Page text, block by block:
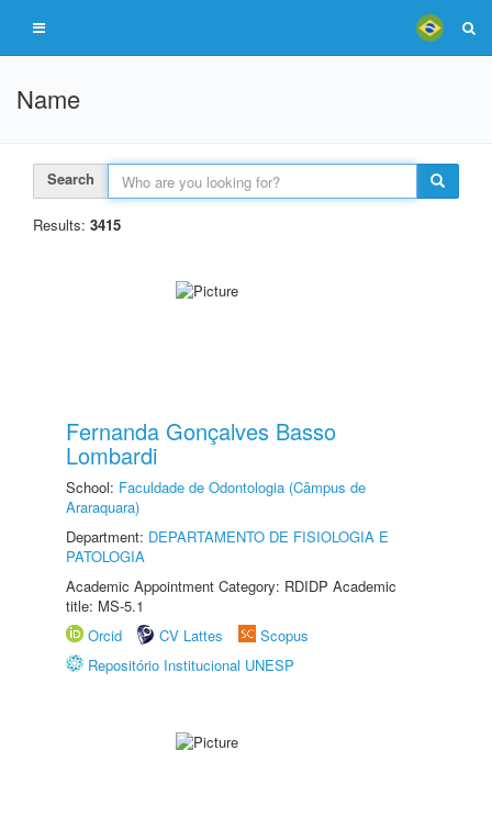
Name
Search
Results: 3415
Fernanda Gonçalves Basso
Lombardi
School: Faculdade de Odontologia (Câmpus de
Araraquara)
Department: DEPARTAMENTO DE FISIOLOGIA E
PATOLOGIA
Academic Appointment Category: RDIDP Academic
title: MS-5.1
Orcid
CV Lattes
Scopus
Repositório Institucional UNESP